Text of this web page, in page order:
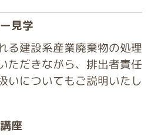
見学
る建設系産業廃棄物の処理
ただきながら、排出者責任
いについてもご説明いたし
座